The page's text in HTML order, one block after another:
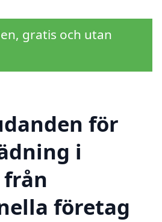
gratis och utan
för
i
från
företag